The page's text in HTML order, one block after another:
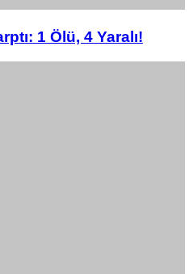
1 Ölü, 4 Yaralı!